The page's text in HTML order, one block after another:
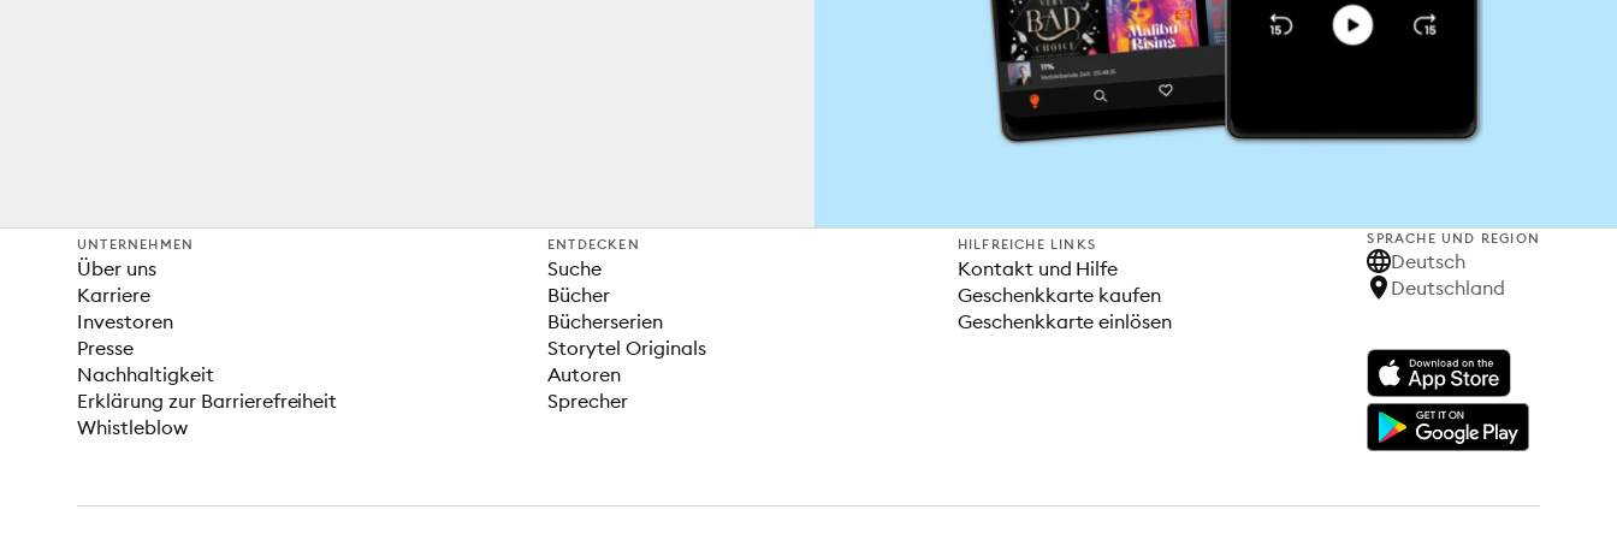
UNTERNEHMEN
Über uns
Karriere
Investoren
Presse
Nachhaltigkeit
Erklärung zur Barrierefreiheit
Whistleblow
ENTDECKEN
Suche
Bücher
Bücherserien
Storytel Originals
Autoren
Sprecher
HILFREICHE LINKS
Kontakt und Hilfe
Geschenkkarte kaufen
Geschenkkarte einlösen
SPRACHE UND REGION
Deutsch
Deutschland